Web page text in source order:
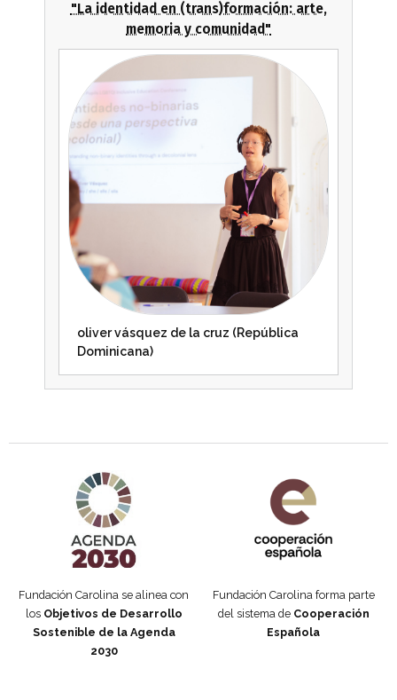
"La identidad en (trans)formación: arte,
memoria y comunidad"
oliver vásquez de la cruz (República
Dominicana)
Fundación Carolina se alinea con
los Objetivos de Desarrollo
Sostenible de la Agenda
2030
Fundación Carolina forma parte
del sistema de Cooperación
Española